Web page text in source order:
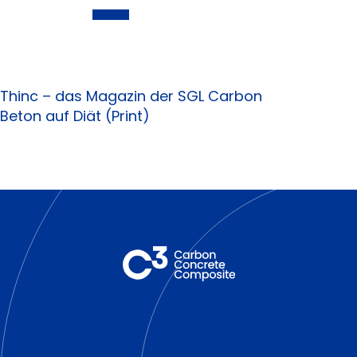
Thinc – das Magazin der SGL Carbon
Beton auf Diät (Print)